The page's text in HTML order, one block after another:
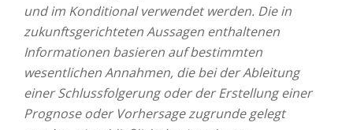
und im Konditional verwendet werden. Die in
zukunftsgerichteten Aussagen enthaltenen
Informationen basieren auf bestimmten
wesentlichen Annahmen, die bei der Ableitung
einer Schlussfolgerung oder der Erstellung einer
Prognose oder Vorhersage zugrunde gelegt